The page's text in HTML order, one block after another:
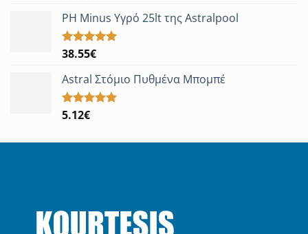
από 5
PH Minus Υγρό 25lt της Astralpool
Βαθμολογήθηκε
από 5
38.55€
Astral Στόμιο Πυθμένα Μπομπέ
Βαθμολογήθηκε
5.12€